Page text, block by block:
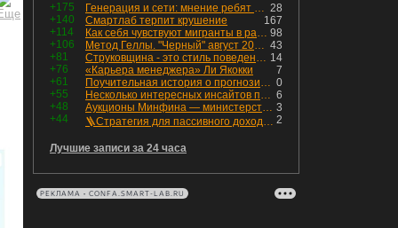
+175 28
Генерация и сети: мнение ребят из индустрии
+140
167
Смартлаб терпит крушение
+114
98
Как себя чувствуют мигранты в раю, в который они так стремились
+106
43
Метод Геллы. "Черный" август 2026 - быть или не быть?
+81
14
Струковщина - это стиль поведения, известный всем в секторе золотодобычи.
+76
7
«Карьера менеджера» Ли Якокки
+61
0
Поучительная история о прогнозировании
+55
6
Несколько интересных инсайтов по "Озону"
+48
3
Аукционы Минфина — министерство всё ещё не придумало "лекарство" для рынка ОФЗ. Ликвидности банкам не хватает это по РЕПО аукционам!
+44
2
🪜Стратегия для пассивного дохода: Лестница облигаций
Лучшие записи за 24 часа
РЕКЛАМА • CONFA.SMART-LAB.RU